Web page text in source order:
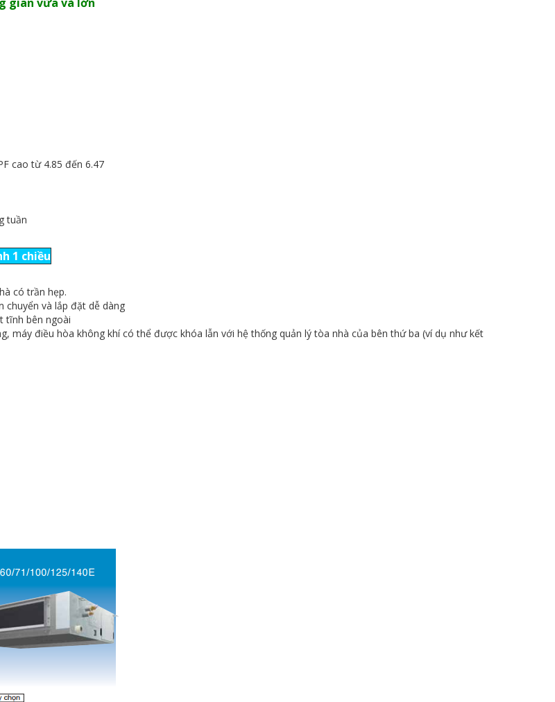
cao từ 4.85 đến 6.47
tuần
1 chiều
có trần hẹp.
chuyển và lắp đặt dễ dàng
tĩnh bên ngoài
máy điều hòa không khí có thể được khóa lẫn với hệ thống quản lý tòa nhà của bên thứ ba (ví dụ như kết